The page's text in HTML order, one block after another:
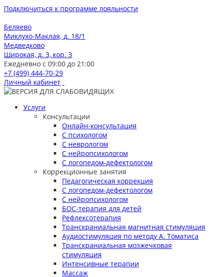
Подключиться к программе лояльности
Беляево
Миклухо-Маклая, д. 18/1
Медведково
Широкая, д. 3, кор. 3
Ежедневно с 09:00 до 21:00
+7 (499) 444-70-29
Личный кабинет
Услуги
Консультации
Онлайн-консультация
С психологом
С неврологом
С нейропсихологом
С логопедом-дефектологом
Коррекционные занятия
Педагогическая коррекция
С логопедом-дефектологом
С нейропсихологом
БОС-терапия для детей
Рефлексотерапия
Транскраниальная магнитная стимуляция
Аудиостимуляция по методу А. Томатиса
Транскраниальная мозжечковая
стимуляция
Интенсивные терапии
Массаж